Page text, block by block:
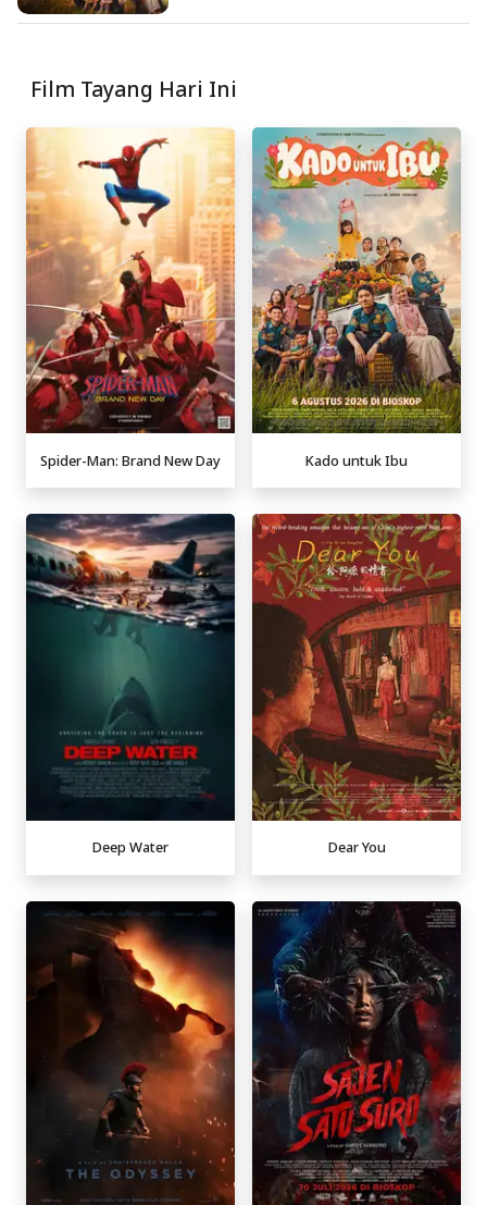
Film Tayang Hari Ini
Spider-Man: Brand New Day Kado untuk Ibu
Deep Water Dear You